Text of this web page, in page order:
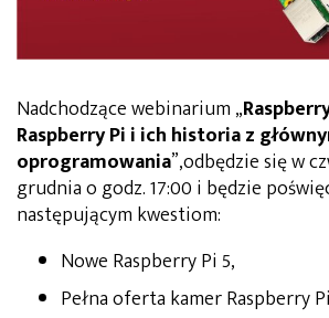
Nadchodzące webinarium „
Raspberry Pi i ich historia z
oprogramowania”,odbędzie się w
grudnia o godz. 17:00 i będzie
następującym kwestiom:
Nowe Raspberry Pi 5,
Pełna oferta kamer Raspberry